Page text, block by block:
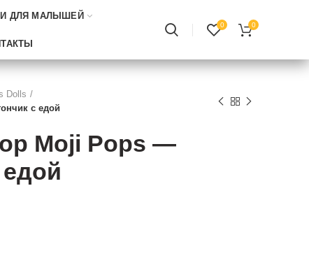
ДЛЯ МАЛЫШЕЙ
0 0
Dolls
с едой
Moji Pops —